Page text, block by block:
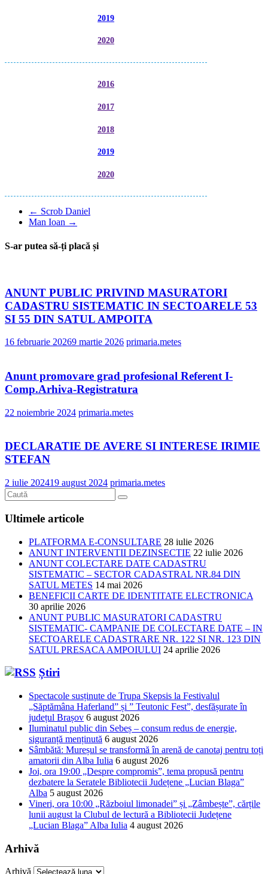
2019
2020
2016
2017
2018
2019
2020
← Scrob Daniel
Man Ioan →
S-ar putea să-ți placă și
ANUNT PUBLIC PRIVIND MASURATORI
CADASTRU SISTEMATIC IN SECTOARELE 53
SI 55 DIN SATUL AMPOITA
16 februarie 20269 martie 2026 primaria.metes
Anunt promovare grad profesional Referent I-
Comp.Arhiva-Registratura
22 noiembrie 2024 primaria.metes
DECLARATIE DE AVERE SI INTERESE IRIMIE
STEFAN
2 iulie 202419 august 2024 primaria.metes
Ultimele articole
PLATFORMA E-CONSULTARE 28 iulie 2026
ANUNT INTERVENTII DEZINSECTIE 22 iulie 2026
ANUNT COLECTARE DATE CADASTRU
SISTEMATIC – SECTOR CADASTRAL NR.84 DIN
SATUL METES 14 mai 2026
BENEFICII CARTE DE IDENTITATE ELECTRONICA
30 aprilie 2026
ANUNT PUBLIC MASURATORI CADASTRU
SISTEMATIC- CAMPANIE DE COLECTARE DATE – IN
SECTOARELE CADASTRARE NR. 122 SI NR. 123 DIN
SATUL PRESACA AMPOIULUI 24 aprilie 2026
Știri
Spectacole susținute de Trupa Skepsis la Festivalul
„Săptămâna Haferland” și ” Teutonic Fest”, desfășurate în
județul Brașov 6 august 2026
Iluminatul public din Sebeș – consum redus de energie,
siguranță menținută 6 august 2026
Sâmbătă: Mureșul se transformă în arenă de canotaj pentru toți
amatorii din Alba Iulia 6 august 2026
Joi, ora 19:00 „Despre compromis”, tema propusă pentru
dezbatere la Seratele Bibliotecii Județene „Lucian Blaga”
Alba 5 august 2026
Vineri, ora 10:00 „Războiul limonadei” și „Zâmbește”, cărțile
lunii august la Clubul de lectură a Bibliotecii Județene
„Lucian Blaga” Alba Iulia 4 august 2026
Arhivă
Arhivă